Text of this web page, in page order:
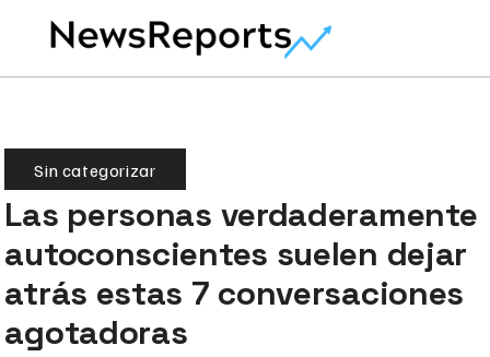
Sin categorizar
Las personas verdaderamente
autoconscientes suelen dejar
atrás estas 7 conversaciones
agotadoras